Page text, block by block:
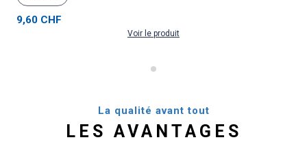
9,60 CHF
Voir le produit
La qualité avant tout
LES AVANTAGES